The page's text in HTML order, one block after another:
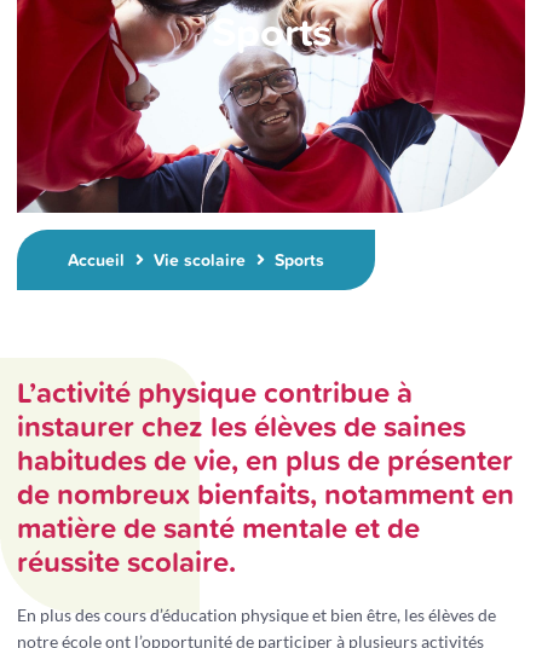
Sports
Accueil Vie scolaire Sports
L’activité physique contribue à
instaurer chez les élèves de saines
habitudes de vie, en plus de présenter
de nombreux bienfaits, notamment en
matière de santé mentale et de
réussite scolaire.
En plus des cours d’éducation physique et bien être, les élèves de
notre école ont l’opportunité de participer à plusieurs activités